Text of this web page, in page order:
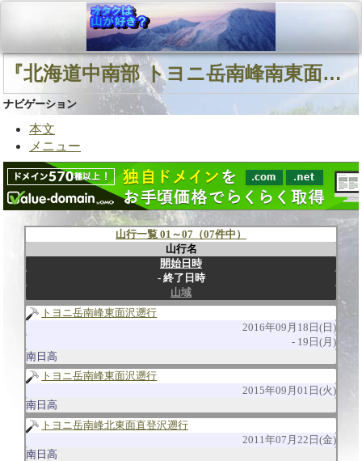
『北海道中南部 トヨニ岳南峰南東面直登沢 山行記録』に関連する山行
ナビゲーション
本文
メニュー
山行一覧 01～07（07件中）
山行名
開始日時
終了日時
山域
トヨニ岳南峰東面沢遡行
2016年09月18日(日)
19日(月)
南日高
トヨニ岳南峰東面沢遡行
2015年09月01日(火)
南日高
トヨニ岳南峰北東面直登沢遡行
2011年07月22日(金)
南日高